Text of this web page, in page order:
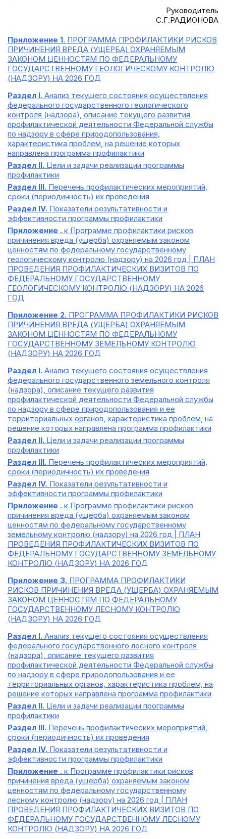
Руководитель
С.Г.РАДИОНОВА
Приложение 1. ПРОГРАММА ПРОФИЛАКТИКИ РИСКОВ
ПРИЧИНЕНИЯ ВРЕДА (УЩЕРБА) ОХРАНЯЕМЫМ
ЗАКОНОМ ЦЕННОСТЯМ ПО ФЕДЕРАЛЬНОМУ
ГОСУДАРСТВЕННОМУ ГЕОЛОГИЧЕСКОМУ КОНТРОЛЮ
(НАДЗОРУ) НА 2026 ГОД
Раздел I. Анализ текущего состояния осуществления
федерального государственного геологического
контроля (надзора), описание текущего развития
профилактической деятельности Федеральной службы
по надзору в сфере природопользования,
характеристика проблем, на решение которых
направлена программа профилактики
Раздел II. Цели и задачи реализации программы
профилактики
Раздел III. Перечень профилактических мероприятий,
сроки (периодичность) их проведения
Раздел IV. Показатели результативности и
эффективности программы профилактики
Приложение . к Программе профилактики рисков
причинения вреда (ущерба) охраняемым законом
ценностям по федеральному государственному
геологическому контролю (надзору) на 2026 год | ПЛАН
ПРОВЕДЕНИЯ ПРОФИЛАКТИЧЕСКИХ ВИЗИТОВ ПО
ФЕДЕРАЛЬНОМУ ГОСУДАРСТВЕННОМУ
ГЕОЛОГИЧЕСКОМУ КОНТРОЛЮ (НАДЗОРУ) НА 2026
ГОД
Приложение 2. ПРОГРАММА ПРОФИЛАКТИКИ РИСКОВ
ПРИЧИНЕНИЯ ВРЕДА (УЩЕРБА) ОХРАНЯЕМЫМ
ЗАКОНОМ ЦЕННОСТЯМ ПО ФЕДЕРАЛЬНОМУ
ГОСУДАРСТВЕННОМУ ЗЕМЕЛЬНОМУ КОНТРОЛЮ
(НАДЗОРУ) НА 2026 ГОД
Раздел I. Анализ текущего состояния осуществления
федерального государственного земельного контроля
(надзора), описание текущего развития
профилактической деятельности Федеральной службы
по надзору в сфере природопользования и ее
территориальных органов, характеристика проблем, на
решение которых направлена программа профилактики
Раздел II. Цели и задачи реализации программы
профилактики
Раздел III. Перечень профилактических мероприятий,
сроки (периодичность) их проведения
Раздел IV. Показатели результативности и
эффективности программы профилактики
Приложение . к Программе профилактики рисков
причинения вреда (ущерба) охраняемым законом
ценностям по федеральному государственному
земельному контролю (надзору) на 2026 год | ПЛАН
ПРОВЕДЕНИЯ ПРОФИЛАКТИЧЕСКИХ ВИЗИТОВ ПО
ФЕДЕРАЛЬНОМУ ГОСУДАРСТВЕННОМУ ЗЕМЕЛЬНОМУ
КОНТРОЛЮ (НАДЗОРУ) НА 2026 ГОД
Приложение 3. ПРОГРАММА ПРОФИЛАКТИКИ
РИСКОВ ПРИЧИНЕНИЯ ВРЕДА (УЩЕРБА) ОХРАНЯЕМЫМ
ЗАКОНОМ ЦЕННОСТЯМ ПО ФЕДЕРАЛЬНОМУ
ГОСУДАРСТВЕННОМУ ЛЕСНОМУ КОНТРОЛЮ
(НАДЗОРУ) НА 2026 ГОД
Раздел I. Анализ текущего состояния осуществления
федерального государственного лесного контроля
(надзора), описание текущего развития
профилактической деятельности Федеральной службы
по надзору в сфере природопользования и ее
территориальных органов, характеристика проблем, на
решение которых направлена программа профилактики
Раздел II. Цели и задачи реализации программы
профилактики
Раздел III. Перечень профилактических мероприятий,
сроки (периодичность) их проведения
Раздел IV. Показатели результативности и
эффективности программы профилактики
Приложение . к Программе профилактики рисков
причинения вреда (ущерба) охраняемым законом
ценностям по федеральному государственному
лесному контролю (надзору) на 2026 год | ПЛАН
ПРОВЕДЕНИЯ ПРОФИЛАКТИЧЕСКИХ ВИЗИТОВ ПО
ФЕДЕРАЛЬНОМУ ГОСУДАРСТВЕННОМУ ЛЕСНОМУ
КОНТРОЛЮ (НАДЗОРУ) НА 2026 ГОД